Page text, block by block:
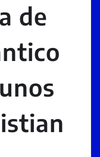
de